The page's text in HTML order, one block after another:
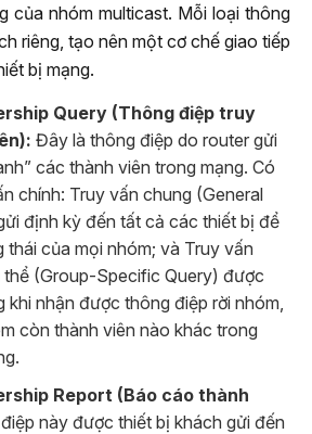
của nhóm multicast. Mỗi loại thông
riêng, tạo nên một cơ chế giao tiếp
bị mạng.
Query (Thông điệp truy
Đây là thông điệp do router gửi
các thành viên trong mạng. Có
chính: Truy vấn chung (General
định kỳ đến tất cả các thiết bị để
thái của mọi nhóm; và Truy vấn
(Group-Specific Query) được
khi nhận được thông điệp rời nhóm,
còn thành viên nào khác trong
Report (Báo cáo thành
này được thiết bị khách gửi đến